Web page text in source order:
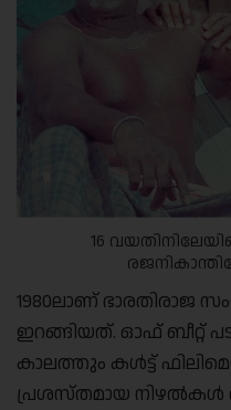
16
1980ലാണ് ഭാരതിരാജ
ഇറങ്ങിയത്. ഓഫ് ബീറ്റ്
കാലത്തും കള്‍ട്ട്
പ്രശസ്തമായ നിഴല്‍കള്‍